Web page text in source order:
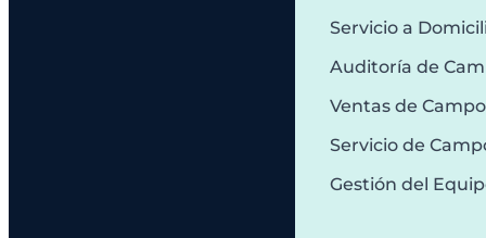
Servicio a
Auditoría de
Ventas de Campo
Servicio de
Gestión del